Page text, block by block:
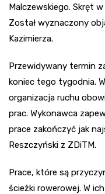
Malczewskiego. Skręt
Został wyznaczony
Kazimierza.
Przewidywany termin
koniec tego tygodnia.
organizacja ruchu
prac. Wykonawca
prace zakończyć jak
Reszczyński z ZDiTM.
Prace, które są
ścieżki rowerowej. W